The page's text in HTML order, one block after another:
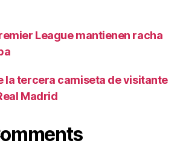
League mantienen racha
la tercera camiseta de visitante
Madrid